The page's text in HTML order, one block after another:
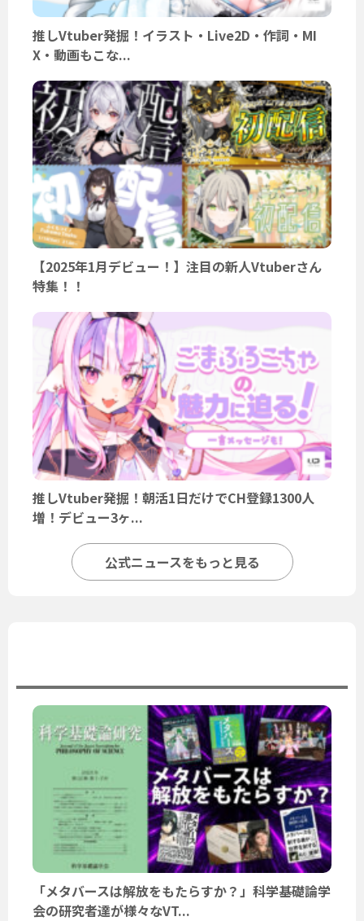
推しVtuber発掘！イラスト・Live2D・作詞・MI
X・動画もこな...
【2025年1月デビュー！】注目の新人Vtuberさん
特集！！
推しVtuber発掘！朝活1日だけでCH登録1300人
増！デビュー3ヶ...
公式ニュースをもっと見る
「メタバースは解放をもたらすか？」科学基礎論学
会の研究者達が様々なVT...